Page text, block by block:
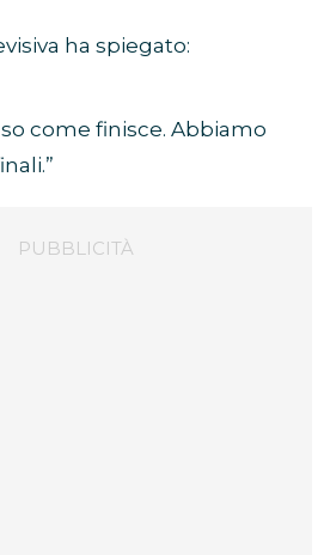
ha spiegato:
come finisce. Abbiamo